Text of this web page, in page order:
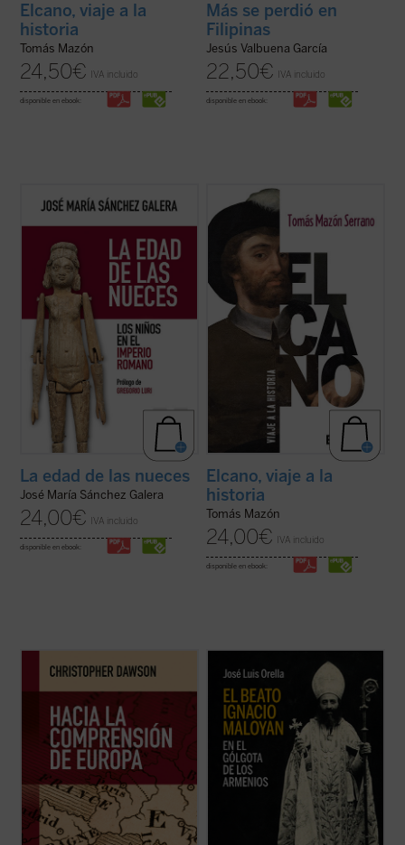
Elcano, viaje a la
historia
Tomás Mazón
24,50€ IVA incluido
disponible en ebook:
Más se perdió en
Filipinas
Jesús Valbuena García
22,50€ IVA incluido
disponible en ebook:
El autor nos da a conocer, a través de la
literatura, el arte y la arqueología, lo
tiempo. Describe cómo eran sus juguetes,
qué significaba su nacimiento, a ...(ver
La edad de las nueces
José María Sánchez Galera
24,00€ IVA incluido
disponible en ebook:
Elcano, viaje a la historia
acerca al lector, profano o experto, las
voces de Elcano y los suyos, que nos llegan
a través de crónicas, relaciones y otros
legajos escritos hace quinientos años, para
contar una travesía ...
Elcano, viaje a la
historia
Tomás Mazón
24,00€ IVA incluido
disponible en ebook:
En tiempos de fuertes rechazos y dudas
sobre la validez del proyecto europeo y,
comprensión de Europa
resulta un texto
tan iluminador como cuando se publicó por
(ver ficha)
El beato Ignacio Maloyan, arzobispo de
Mardin (Turquía), martirizado en 1915, es
uno de los seis obispos armenios católicos
que fueron víctimas del genocidio armenio
en las primeras décadas del siglo XX. Este
libro descubre aquella hermosa y ...
(ver
ficha)